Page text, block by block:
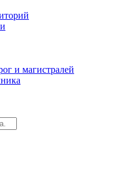
и магистралей